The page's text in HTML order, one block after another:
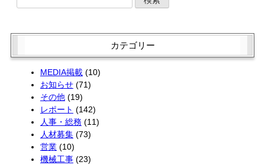
1月 (2)
3月 (2)
1月 (2)
1月 (2)
4月 (1)
2月 (4)
カテゴリー
MEDIA掲載(10)
お知らせ(71)
その他(19)
レポート (142)
人事・総務 (11)
人材募集(73)
営業(10)
機械工事(23)